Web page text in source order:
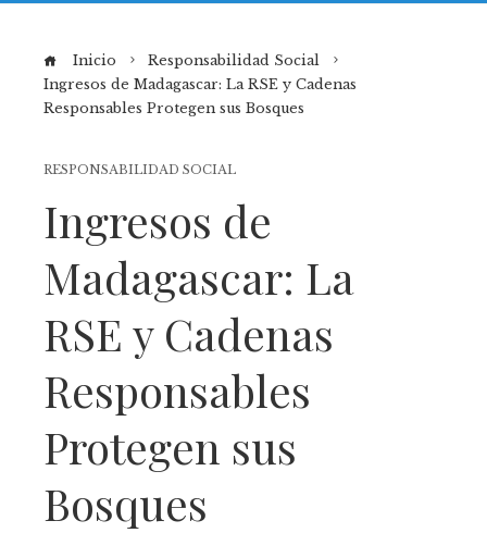
Inicio
Responsabilidad Social
Ingresos de Madagascar: La RSE y Cadenas
Responsables Protegen sus Bosques
RESPONSABILIDAD SOCIAL
Ingresos de
Madagascar: La
RSE y Cadenas
Responsables
Protegen sus
Bosques